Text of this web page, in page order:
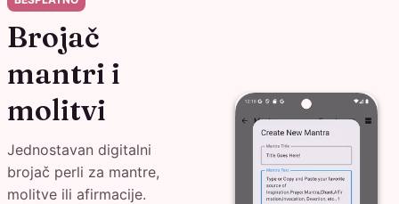
Brojač
mantri i
molitvi
Jednostavan digitalni
brojač perli za mantre,
molitve ili afirmacije.